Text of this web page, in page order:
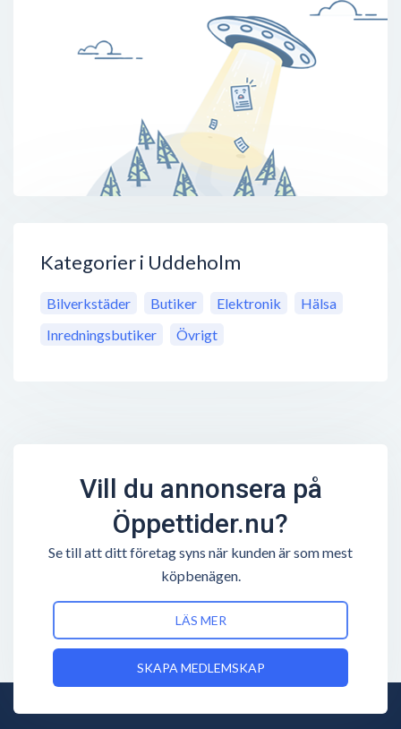
Kategorier i Uddeholm
Bilverkstäder Butiker Elektronik
Hälsa
Inredningsbutiker
Övrigt
Vill du annonsera på
Öppettider.nu?
Se till att ditt företag syns när kunden är som mest
köpbenägen.
LÄS MER
SKAPA MEDLEMSKAP